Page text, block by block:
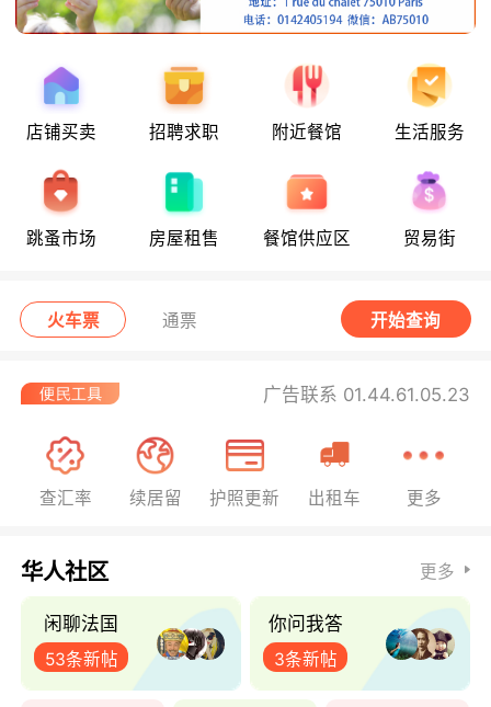
店铺买卖 招聘求职 附近餐馆 生活服务
跳蚤市场 房屋租售 餐馆供应区 贸易街
火车票 通票 开始查询
广告联系 01.44.61.05.23
查汇率 续居留 护照更新 出租车 更多
华人社区 更多
闲聊法国
53条新帖
你问我答
3条新帖